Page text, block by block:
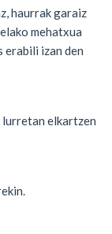
haurrak garaiz
mehatxua
erabili izan den
elkartzen